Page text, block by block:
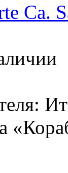
Ca.